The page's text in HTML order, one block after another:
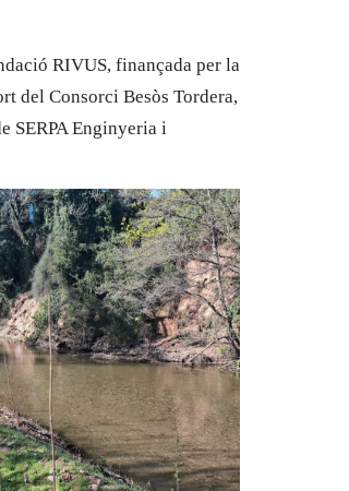
RIVUS, finançada per la
del Consorci Besòs Tordera,
SERPA Enginyeria i